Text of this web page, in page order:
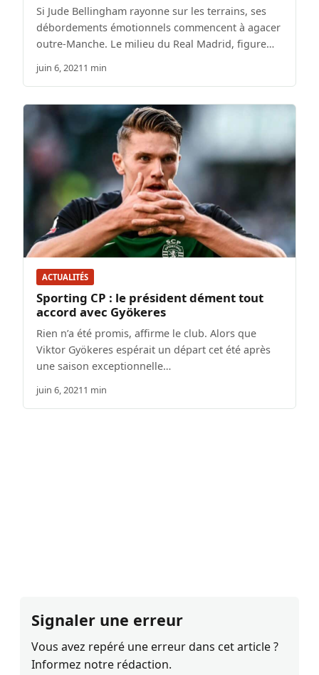
Si Jude Bellingham rayonne sur les terrains, ses
débordements émotionnels commencent à agacer
outre-Manche. Le milieu du Real Madrid, figure…
juin 6, 20211 min
ACTUALITÉS
Sporting CP : le président dément tout
accord avec Gyökeres
Rien n’a été promis, affirme le club. Alors que
Viktor Gyökeres espérait un départ cet été après
une saison exceptionnelle…
juin 6, 20211 min
Signaler une erreur
Vous avez repéré une erreur dans cet article ?
Informez notre rédaction.